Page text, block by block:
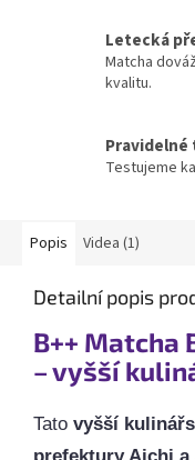
Letecká
Matcha
kvalitu.
Testujeme
Popis Videa (1)
Detailní popis
B++ Matcha
– vyšší
Tato vyšší